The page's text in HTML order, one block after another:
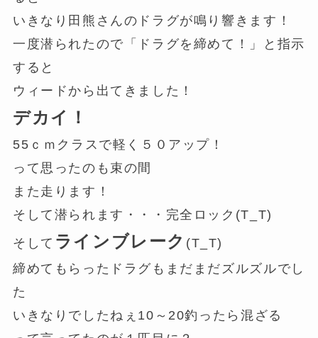
いきなり田熊さんのドラグが鳴り響きます！
一度潜られたので「ドラグを締めて！」と指示
すると
ウィードから出てきました！
デカイ！
55ｃｍクラスで軽く５０アップ！
って思ったのも束の間
また走ります！
そして潜られます・・・完全ロック(T_T)
そして ラインブレーク (T_T)
締めてもらったドラグもまだまだズルズルでし
た
いきなりでしたねぇ10～20釣ったら混ざる